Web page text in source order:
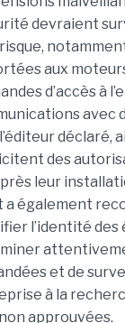
devraient
aux
d’accès à
avec
déclaré,
des
leur
également
l’identité des
et de
à la
approuvées.